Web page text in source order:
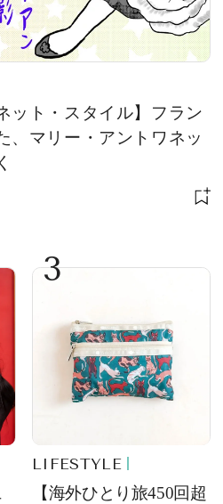
ット・スタイル】フラン
、マリー・アントワネッ
3
LIFESTYLE
【海外ひとり旅450回超